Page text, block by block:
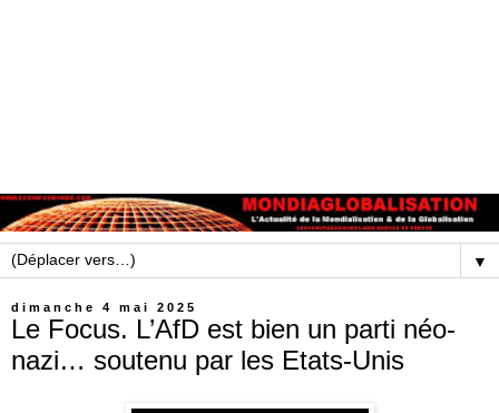
▼
dimanche 4 mai 2025
Le Focus. L’AfD est bien un parti néo-
nazi… soutenu par les Etats-Unis